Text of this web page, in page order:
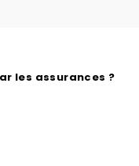
les assurances ?